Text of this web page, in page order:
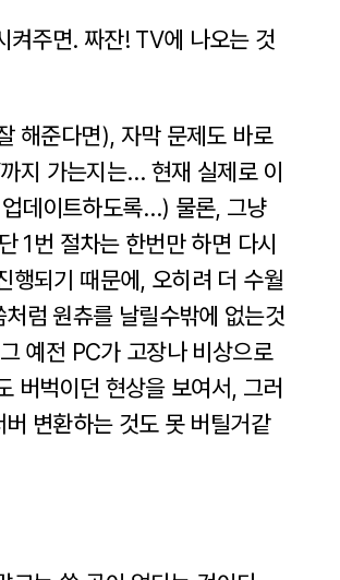
켜주면. 짜잔! TV에 나오는 것
해준다면), 자막 문제도 바로
지 가는지는… 현재 실제로 이
데이트하도록…) 물론, 그냥
1번 절차는 한번만 하면 다시
행되기 때문에, 오히려 더 수월
럼 원츄를 날릴수밖에 없는것
예전 PC가 고장나 비상으로
버벅이던 현상을 보여서, 그러
변환하는 것도 못 버틸거같